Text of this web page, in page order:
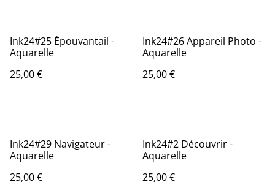
Ink24#25 Épouvantail -
Aquarelle
25,00 €
Ink24#26 Appareil Photo -
Aquarelle
25,00 €
Ink24#29 Navigateur -
Aquarelle
25,00 €
Ink24#2 Découvrir -
Aquarelle
25,00 €